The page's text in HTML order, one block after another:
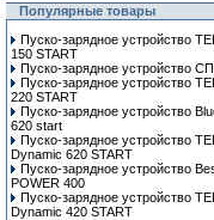
Популярные товары
Пуско-зарядное устройство
150 START
Пуско-зарядное устройство
Пуско-зарядное устройство
220 START
Пуско-зарядное устройство
620 start
Пуско-зарядное устройство
Dynamic 620 START
Пуско-зарядное устройство
POWER 400
Пуско-зарядное устройство
Dynamic 420 START